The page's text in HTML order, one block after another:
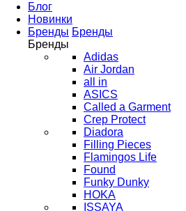
Блог
Новинки
Бренды Бренды
Бренды
Adidas
Air Jordan
all in
ASICS
Called a Garment
Crep Protect
Diadora
Filling Pieces
Flamingos Life
Found
Funky Dunky
HOKA
ISSAYA